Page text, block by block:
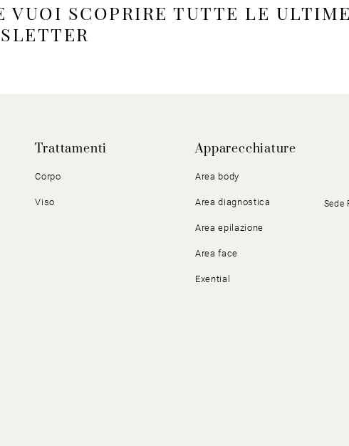
VUOI SCOPRIRE TUTTE LE ULTIME
Trattamenti
Corpo
Viso
Apparecchiature
Area body
Area diagnostica
Area epilazione
Area face
Exential
Sede